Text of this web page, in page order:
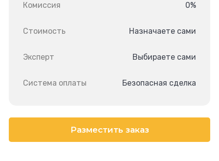
Комиссия 0%
Стоимость Назначаете сами
Эксперт Выбираете сами
Система оплаты Безопасная сделка
Разместить заказ